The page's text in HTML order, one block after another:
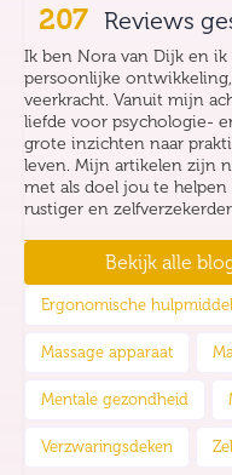
207 Reviews
Ik ben Nora van Dijk en
persoonlijke ontwikkeling,
veerkracht. Vanuit mijn
liefde voor psychologie-
grote inzichten naar
leven. Mijn artikelen zijn
met als doel jou te helpen
rustiger en
Bekijk alle
Ergonomische
Massage apparaat
Mentale gezondheid
Verzwaringsdeken